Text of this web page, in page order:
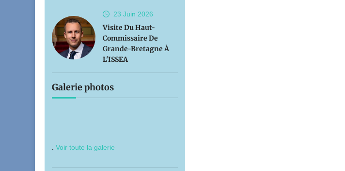
23 Juin 2026
Visite Du Haut-
Commissaire De
Grande-Bretagne À
L'ISSEA
Galerie photos
Voir toute la galerie